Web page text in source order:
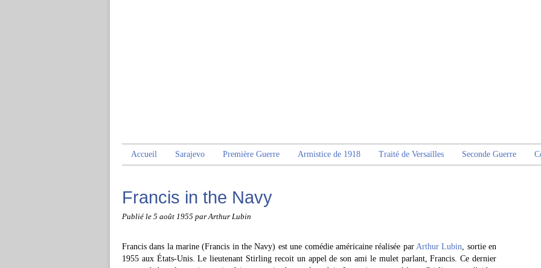
Accueil Sarajevo Première Guerre Armistice de 1918 Traité de Versailles Seconde Guerre
Francis in the Navy
Publié le 5 août 1955 par Arthur Lubin
Francis dans la marine (Francis in the Navy) est une comédie américaine réalisée par Arthur Lubin, sortie en
1955 aux États-Unis. Le lieutenant Stirling recoit un appel de son ami le mulet parlant, Francis. Ce dernier